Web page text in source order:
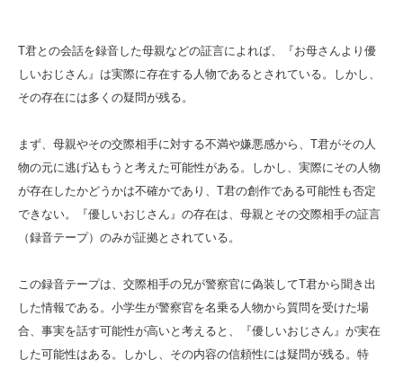
T君との会話を録音した母親などの証言によれば、『お母さんより優
しいおじさん』は実際に存在する人物であるとされている。しかし、
その存在には多くの疑問が残る。
まず、母親やその交際相手に対する不満や嫌悪感から、T君がその人
物の元に逃げ込もうと考えた可能性がある。しかし、実際にその人物
が存在したかどうかは不確かであり、T君の創作である可能性も否定
できない。『優しいおじさん』の存在は、母親とその交際相手の証言
（録音テープ）のみが証拠とされている。
この録音テープは、交際相手の兄が警察官に偽装してT君から聞き出
した情報である。小学生が警察官を名乗る人物から質問を受けた場
合、事実を話す可能性が高いと考えると、『優しいおじさん』が実在
した可能性はある。しかし、その内容の信頼性には疑問が残る。特